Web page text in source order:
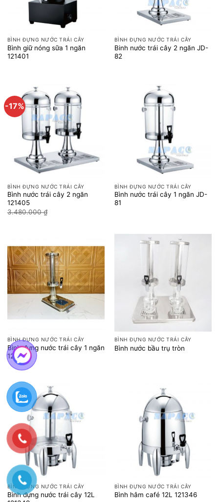
BÌNH ĐỰNG NƯỚC TRÁI CÂY
Bình giữ nóng sữa 1 ngăn
121401
BÌNH ĐỰNG NƯỚC TRÁI CÂY
Binh nước trái cây 2 ngăn JD-
82
-17%
BÌNH ĐỰNG NƯỚC TRÁI CÂY
Bình nước trái cây 2 ngăn
121405
3.480.000₫
BÌNH ĐỰNG NƯỚC TRÁI CÂY
Bình nước trái cây 1 ngăn JD-
81
BÌNH ĐỰNG NƯỚC TRÁI CÂY
Bình đựng nước trái cây 1 ngăn
121314
BÌNH ĐỰNG NƯỚC TRÁI CÂY
Bình nước bầu trụ tròn
BÌNH ĐỰNG NƯỚC TRÁI CÂY
Bình đựng nước trái cây 12L
BÌNH ĐỰNG NƯỚC TRÁI CÂY
Bình hâm café 12L 121346